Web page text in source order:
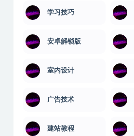
学习技巧
安卓解锁版
室内设计
广告技术
建站教程